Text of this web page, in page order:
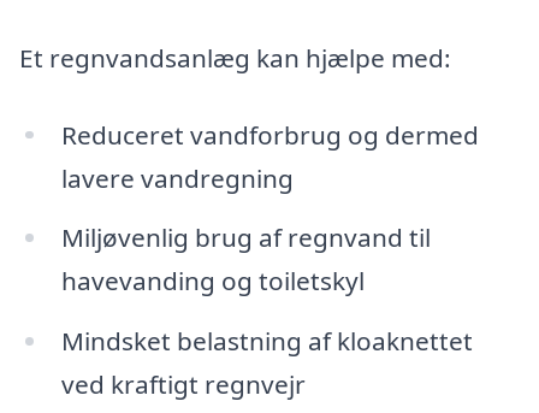
Et regnvandsanlæg kan hjælpe med:
Reduceret vandforbrug og dermed
lavere vandregning
Miljøvenlig brug af regnvand til
havevanding og toiletskyl
Mindsket belastning af kloaknettet
ved kraftigt regnvejr